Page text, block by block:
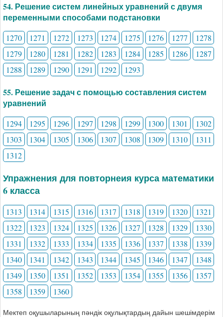
54. Решение систем линейных уравнений с двумя
переменными способами подстановки
1270 1271 1272 1273 1274 1275 1276 1277
1278
1279
1280 1281 1282 1283 1284 1285 1286
1287
1288
1289 1290 1291 1292 1293
55. Решение задач с помощью составления систем
уравнений
1294 1295 1296 1297 1298 1299 1300 1301
1302
1303
1304 1305 1306 1307 1308 1309 1310
1311
1312
Упражнения для повторнеия курса математики
6 класса
1313 1314 1315 1316 1317 1318 1319 1320
1321
1322
1323 1324 1325 1326 1327 1328 1329
1330
1331
1332 1333 1334 1335 1336 1337 1338
1339
1340
1341 1342 1343 1344 1345 1346 1347
1348
1349
1350 1351 1352 1353 1354 1355 1356
1357
1358
1359 1360
Мектеп оқушыларының пәндік оқулықтардың дайын шешімдерім